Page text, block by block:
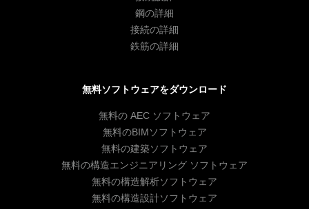
鋼の詳細
接続の詳細
鉄筋の詳細
無料ソフトウェアをダウンロード
無料の AEC ソフトウェア
無料のBIMソフトウェア
無料の建築ソフトウェア
無料の構造エンジニアリング ソフトウェア
無料の構造解析ソフトウェア
無料の構造設計ソフトウェア